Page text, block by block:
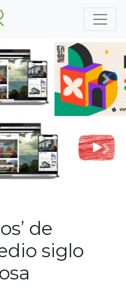
de
siglo